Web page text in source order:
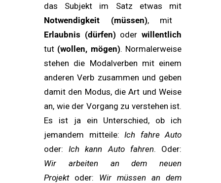
das Subjekt im Satz etwas mit
Notwendigkeit (müssen), mit
Erlaubnis (dürfen) oderwillentlich
tut (wollen, mögen). Normalerweise
stehen die Modalverben mit einem
anderen Verb zusammen und geben
damit den Modus, die Art und Weise
an, wie der Vorgang zu verstehen ist.
Es ist ja ein Unterschied, ob ich
jemandem mitteile: Ich fahre Auto
oder:Ich kann Auto fahren. Oder:
Wir arbeiten an dem neuen
Projekt oder: Wir müssen an dem